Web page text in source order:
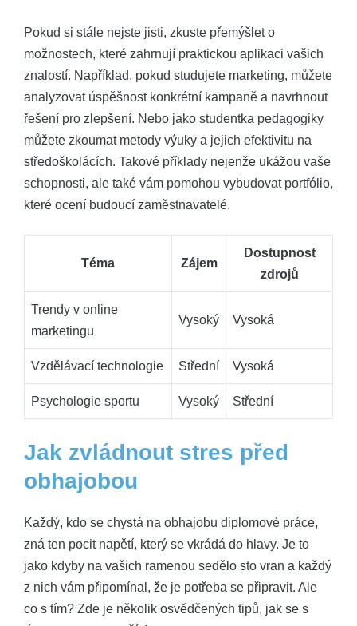
Pokud si stále nejste jisti, zkuste přemýšlet o
možnostech, které zahrnují praktickou aplikaci vašich
znalostí. Například, pokud studujete marketing, můžete
analyzovat úspěšnost konkrétní kampaně a navrhnout
řešení pro zlepšení. Nebo jako studentka pedagogiky
můžete zkoumat metody výuky a jejich efektivitu na
středoškolácích. Takové příklady nejenže ukážou vaše
schopnosti, ale také vám pomohou vybudovat portfólio,
které ocení budoucí zaměstnavatelé.
Téma Zájem
Dostupnost
zdrojů
Trendy v online
marketingu
Vysoký Vysoká
Vzdělávací technologie Střední Vysoká
Psychologie sportu Vysoký Střední
Jak zvládnout stres před
obhajobou
Každý, kdo se chystá na obhajobu diplomové práce,
zná ten pocit napětí, který se vkrádá do hlavy. Je to
jako kdyby na vašich ramenou sedělo sto vran a každý
z nich vám připomínal, že je potřeba se připravit. Ale
co s tím? Zde je několik osvědčených tipů, jak se s